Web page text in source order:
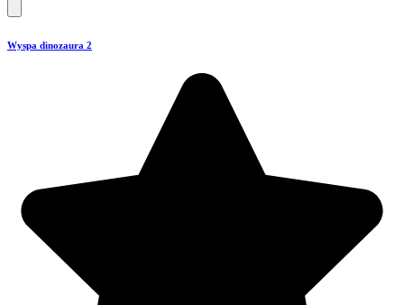
Wyspa dinozaura 2